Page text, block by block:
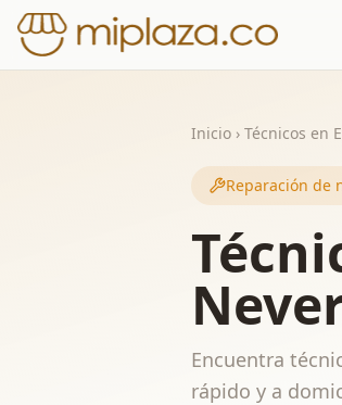
Inicio › Técnicos en
Reparación de
Encuentra
rápido y a